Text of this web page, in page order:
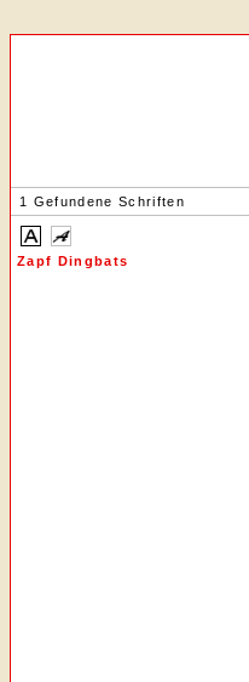
1 Gefundene Schriften
Zapf Dingbats